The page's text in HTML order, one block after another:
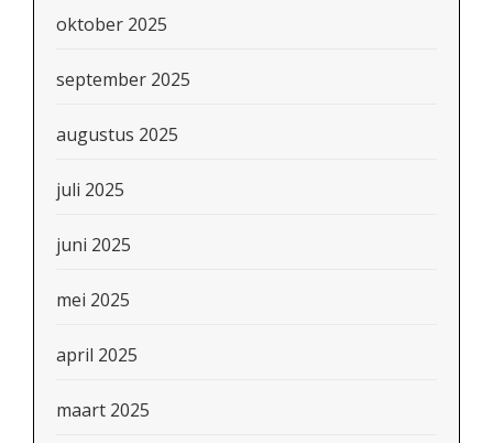
oktober 2025
september 2025
augustus 2025
juli 2025
juni 2025
mei 2025
april 2025
maart 2025